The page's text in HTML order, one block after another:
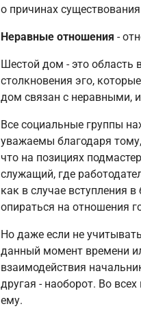
о причинах
Неравные отношения -
Шестой дом - это область
столкновения эго,
дом связан с неравными,
Все социальные группы
уважаемы благодаря
что на позициях
служащий, где
как в случае вступления
опираться на отношения
Но даже если не
данный момент времени
взаимодействия
другая - наоборот. Во
ему.